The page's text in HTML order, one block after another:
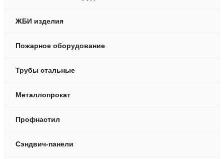
ЖБИ изделия
Пожарное оборудование
Трубы стальные
Металлопрокат
Профнастил
Сэндвич-панели